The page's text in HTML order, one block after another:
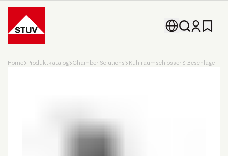
Go To the Homepage
Home Produktkatalog Chamber Solutions Kühlraumschlösser & Beschläge